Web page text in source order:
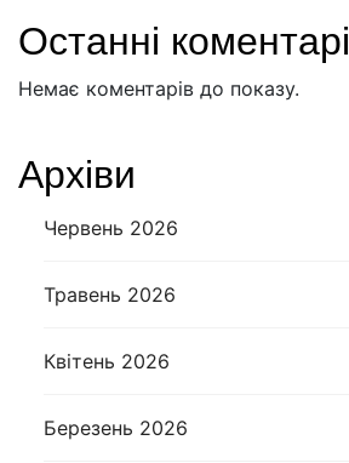
Останні коментарі
Немає коментарів до показу.
Архіви
Червень 2026
Травень 2026
Квітень 2026
Березень 2026